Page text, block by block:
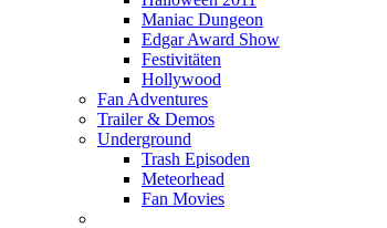
Maniac Dungeon
Edgar Award Show
Festivitäten
Hollywood
Fan Adventures
Trailer & Demos
Underground
Trash Episoden
Meteorhead
Fan Movies